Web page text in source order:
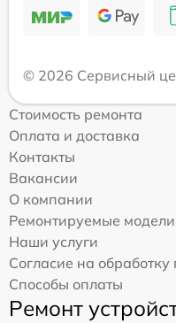
© 2026 Сервисный
Стоимость ремонта
Оплата и доставка
Контакты
Вакансии
О компании
Ремонтируемые модели
Наши услуги
Согласие на
Способы оплаты
Ремонт